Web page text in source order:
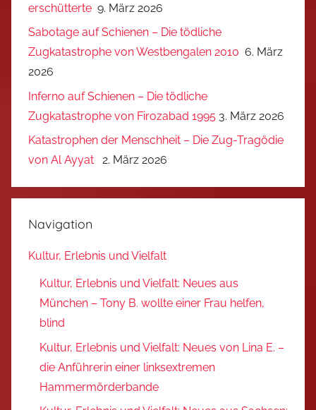
erschütterte 9. März 2026
Sabotage auf Schienen – Die tödliche
Zugkatastrophe von Westbengalen 2010 6. März
2026
Inferno auf Schienen – Die tödliche
Zugkatastrophe von Firozabad 1995 3. März 2026
Katastrophen der Menschheit – Die Zug-Tragödie
von Al Ayyat
2. März 2026
Navigation
Kultur, Erlebnis und Vielfalt
Kultur, Erlebnis und Vielfalt: Neues aus
München – Tony B. wollte einer Frau helfen,
blind
Kultur, Erlebnis und Vielfalt: Neues von Lina E. –
die Anführerin einer linksextremen
Hammermörderbande